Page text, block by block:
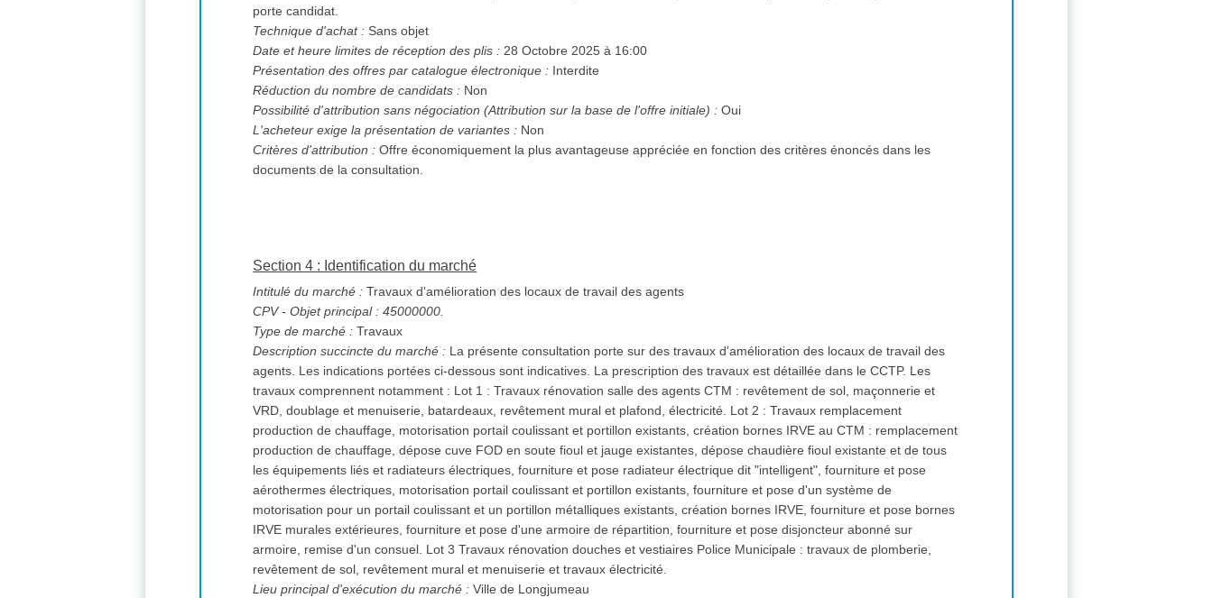
porte candidat.
Technique d'achat : Sans objet
Date et heure limites de réception des plis : 28 Octobre 2025 à 16:00
Présentation des offres par catalogue électronique : Interdite
Réduction du nombre de candidats : Non
Possibilité d'attribution sans négociation (Attribution sur la base de l'offre initiale) : Oui
L'acheteur exige la présentation de variantes : Non
Critères d'attribution : Offre économiquement la plus avantageuse appréciée en fonction des critères énoncés dans les
documents de la consultation.
Section 4 : Identification du marché
Intitulé du marché : Travaux d'amélioration des locaux de travail des agents
CPV- Objet principal : 45000000.
Type de marché : Travaux
Description succincte du marché : La présente consultation porte sur des travaux d'amélioration des locaux de travail des
agents. Les indications portées ci-dessous sont indicatives. La prescription des travaux est détaillée dans le CCTP. Les
travaux comprennent notamment : Lot 1 : Travaux rénovation salle des agents CTM : revêtement de sol, maçonnerie et
VRD, doublage et menuiserie, batardeaux, revêtement mural et plafond, électricité. Lot 2 : Travaux remplacement
production de chauffage, motorisation portail coulissant et portillon existants, création bornes IRVE au CTM : remplacement
production de chauffage, dépose cuve FOD en soute fioul et jauge existantes, dépose chaudière fioul existante et de tous
les équipements liés et radiateurs électriques, fourniture et pose radiateur électrique dit "intelligent", fourniture et pose
aérothermes électriques, motorisation portail coulissant et portillon existants, fourniture et pose d'un système de
motorisation pour un portail coulissant et un portillon métalliques existants, création bornes IRVE, fourniture et pose bornes
IRVE murales extérieures, fourniture et pose d'une armoire de répartition, fourniture et pose disjoncteur abonné sur
armoire, remise d'un consuel. Lot 3 Travaux rénovation douches et vestiaires Police Municipale : travaux de plomberie,
revêtement de sol, revêtement mural et menuiserie et travaux électricité.
Lieu principal d'exécution du marché : Ville de Longjumeau